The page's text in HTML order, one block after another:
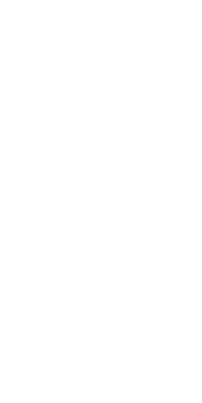
in diesem Haus,
Aufenthaltsraum, in dem